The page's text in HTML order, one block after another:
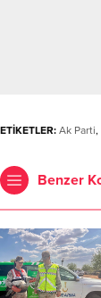
ETİKETLER: Ak Parti,
Benzer